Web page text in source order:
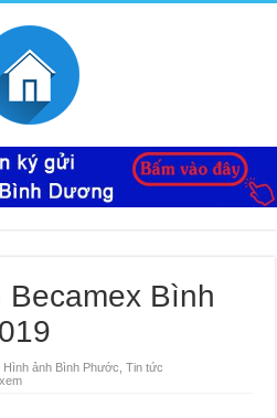
Bình
Hình ảnh Bình Phước ,Tin tức